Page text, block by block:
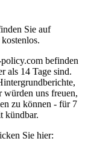
Sie auf
befinden
als 14 Tage sind.
uns freuen,
zu können - für 7
kündbar.
Sie hier: